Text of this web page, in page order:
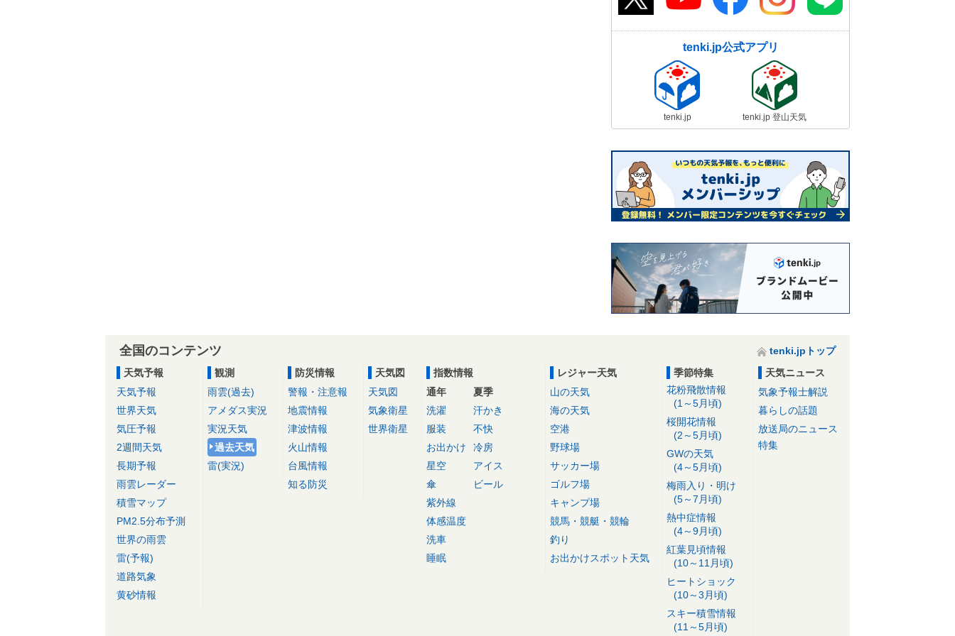
tenki.jp公式アプリ
tenki.jp tenki.jp 登山天気
全国のコンテンツ
tenki.jpトップ
天気予報
天気予報
世界天気
気圧予報
2週間天気
長期予報
雨雲レーダー
積雪マップ
PM2.5分布予測
世界の雨雲
雷(予報)
道路気象
黄砂情報
観測
雨雲(過去)
アメダス実況
実況天気
過去天気
雷(実況)
防災情報
警報・注意報
地震情報
津波情報
火山情報
台風情報
知る防災
天気図
天気図
気象衛星
世界衛星
指数情報
通年
洗濯
服装
お出かけ
星空
傘
紫外線
体感温度
洗車
睡眠
夏季
汗かき
不快
冷房
アイス
ビール
レジャー天気
山の天気
海の天気
空港
野球場
サッカー場
ゴルフ場
キャンプ場
競馬・競艇・競輪
釣り
お出かけスポット天気
季節特集
花粉飛散情報
(1～5月頃)
桜開花情報
(2～5月頃)
GWの天気
(4～5月頃)
梅雨入り・明け
(5～7月頃)
熱中症情報
(4～9月頃)
紅葉見頃情報
(10～11月頃)
ヒートショック
(10～3月頃)
スキー積雪情報
(11～5月頃)
天気ニュース
気象予報士解説
暮らしの話題
放送局のニュース
特集